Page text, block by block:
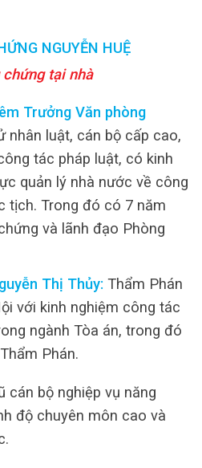
NGUYỄN HUỆ
tại nhà
Trưởng Văn phòng
nhân luật, cán bộ cấp cao,
tác pháp luật, có kinh
quản lý nhà nước về công
tịch. Trong đó có 7 năm
và lãnh đạo Phòng
Thị Thủy: Thẩm Phán
với kinh nghiệm công tác
ngành Tòa án, trong đó
Phán.
cán bộ nghiệp vụ năng
độ chuyên môn cao và